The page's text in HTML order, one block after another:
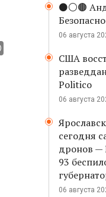
⚫️⚪️🟤
06 августа
США
Politico
06 августа
сегодня
дронов —
93
06 августа